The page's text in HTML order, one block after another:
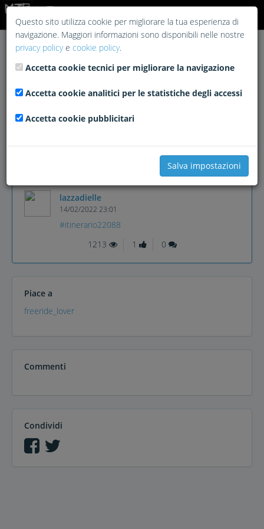
lazzadielle
14/02/2022 23:01
#itinerario22088
1213
1 0
Piace a
freeride_lover
Commenti
Condividi
Questo sito utilizza cookie per migliorare la tua esperienza di
navigazione. Maggiori informazioni sono disponibili nelle nostre
privacy policye cookie policy.
Accetta cookie tecnici per migliorare la navigazione
Accetta cookie analitici per le statistiche degli accessi
Accetta cookie pubblicitari
Salva impostazioni